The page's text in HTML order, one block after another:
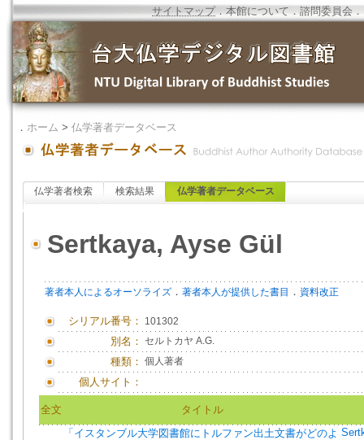
サイトマップ．本館について ．諮問委員会 ．
． ホーム > 仏学著者データベース
仏学著者検索 検索結果 仏学著者データベース
Sertkaya, Ayse Gül
著者本人によるオーソライズ ． 著者本人が提供した書目 ． 資料改正
シリアル番号： 101302
別名： セルトカヤ A.G.
種類： 個人著者
個人サイト：
全文
タイトル
「イスタンブル大学図書館にトルファン出土文書がどのよ